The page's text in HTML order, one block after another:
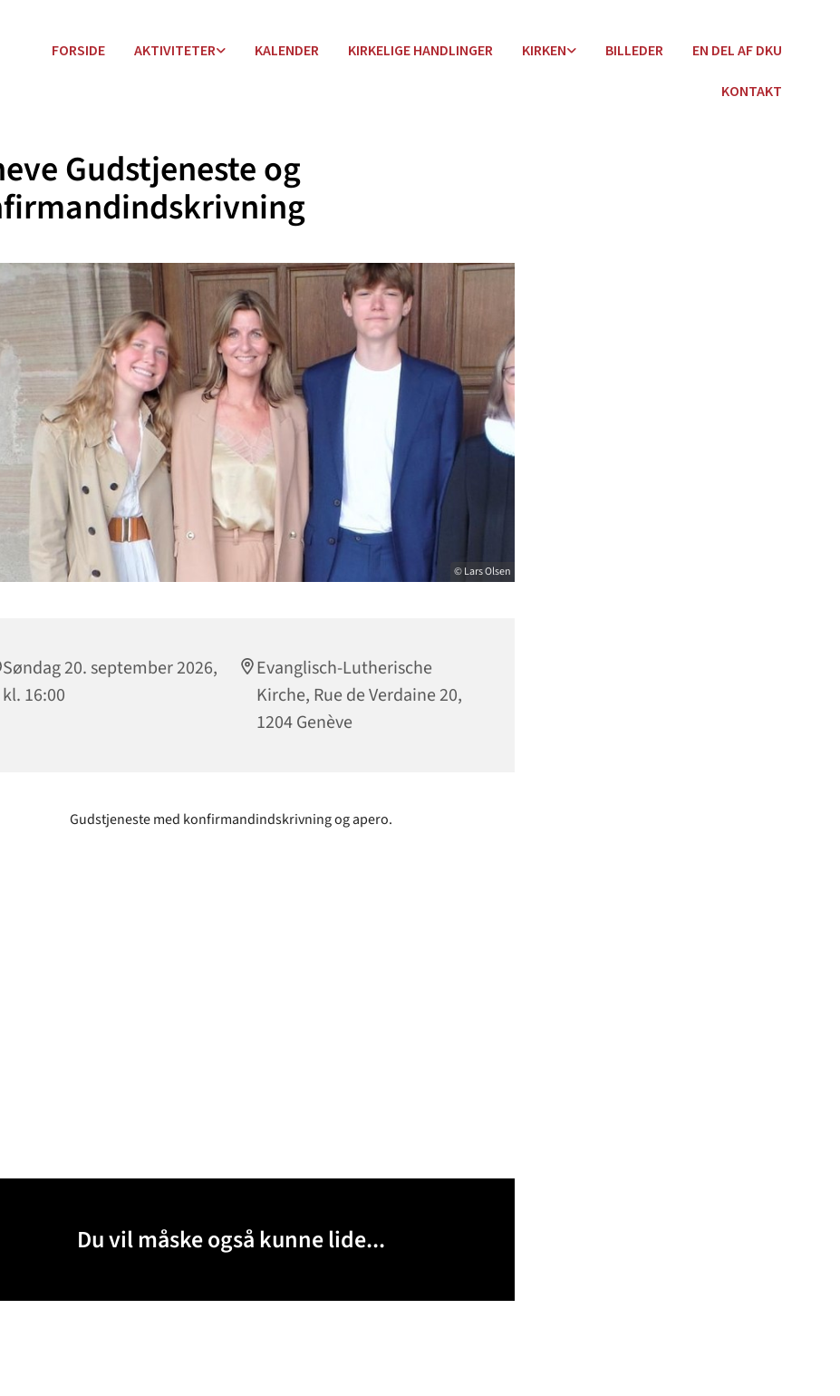
FORSIDE AKTIVITETER KALENDER KIRKELIGE HANDLINGER KIRKEN BILLEDER EN DEL AF DKU
KONTAKT
Gudstjeneste og
© Lars Olsen
Søndag 20. september 2026,
kl. 16:00
Evanglisch-Lutherische
Kirche, Rue de Verdaine 20,
1204 Genève
Gudstjeneste med konfirmandindskrivning og apero.
Du vil måske også kunne lide...